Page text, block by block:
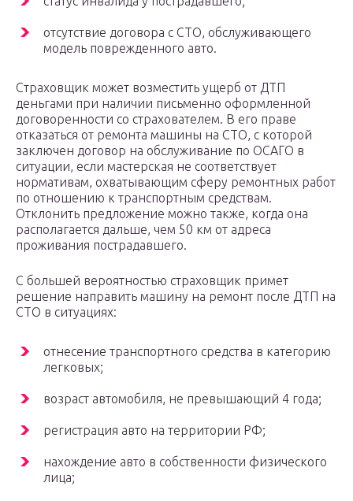
отсутствие договора с СТО, обслуживающего
модель поврежденного авто.
Страховщик может возместить ущерб от ДТП
деньгами при наличии письменно оформленной
договоренности со страхователем. В его праве
отказаться от ремонта машины на СТО, с которой
заключен договор на обслуживание по ОСАГО в
ситуации, если мастерская не соответствует
нормативам, охватывающим сферу ремонтных работ
по отношению к транспортным средствам.
Отклонить предложение можно также, когда она
располагается дальше, чем 50 км от адреса
проживания пострадавшего.
С большей вероятностью страховщик примет
решение направить машину на ремонт после ДТП на
СТО в ситуациях:
отнесение транспортного средства в категорию
легковых;
возраст автомобиля, не превышающий 4 года;
регистрация авто на территории РФ;
нахождение авто в собственности физического
лица;